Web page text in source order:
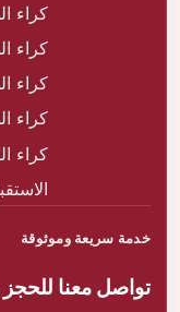
كراء
كراء
كراء
كراء
كراء
خدمة سريعة وموثوقة
تواصل معنا للحجز